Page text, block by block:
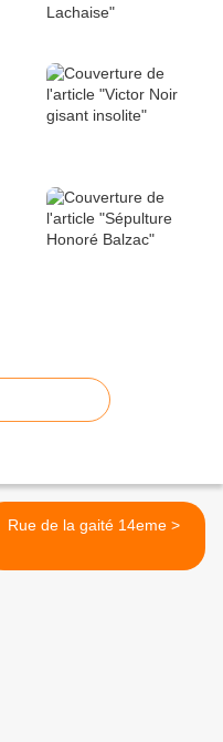
Rue de la gaité 14eme >